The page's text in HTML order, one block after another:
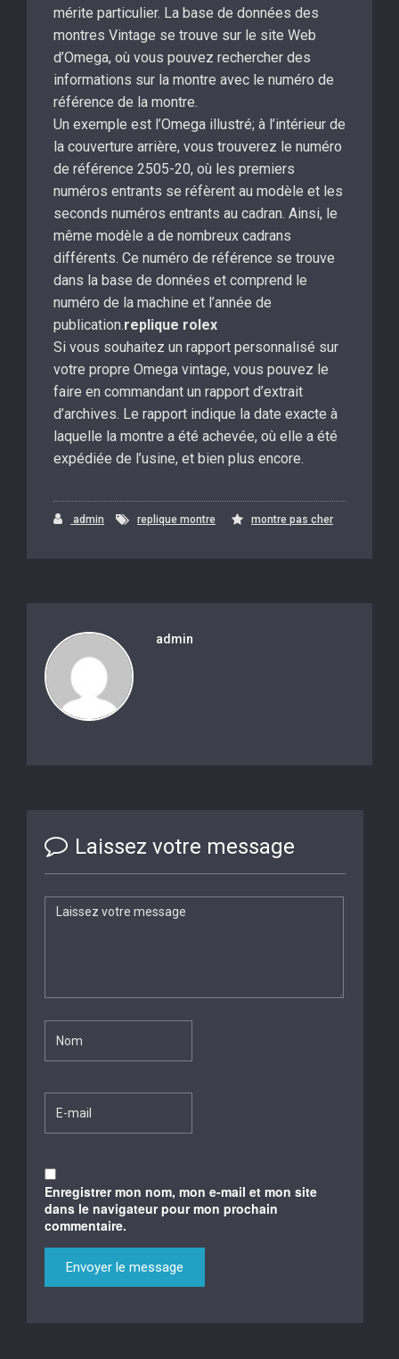
mérite particulier. La base de données des
montres Vintage se trouve sur le site Web
d’Omega, où vous pouvez rechercher des
informations sur la montre avec le numéro de
référence de la montre.
Un exemple est l’Omega illustré; à l’intérieur de
la couverture arrière, vous trouverez le numéro
de référence 2505-20, où les premiers
numéros entrants se réfèrent au modèle et les
seconds numéros entrants au cadran. Ainsi, le
même modèle a de nombreux cadrans
différents. Ce numéro de référence se trouve
dans la base de données et comprend le
numéro de la machine et l’année de
publication.replique rolex
Si vous souhaitez un rapport personnalisé sur
votre propre Omega vintage, vous pouvez le
faire en commandant un rapport d’extrait
d’archives. Le rapport indique la date exacte à
laquelle la montre a été achevée, où elle a été
expédiée de l’usine, et bien plus encore.
admin replique montre montre pas cher
admin
Laissez votre message
Enregistrer mon nom, mon e-mail et mon site
dans le navigateur pour mon prochain
commentaire.